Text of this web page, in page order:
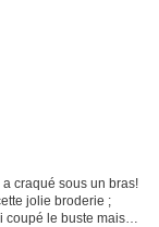
craqué sous un bras!
jolie broderie ;
coupé le buste mais